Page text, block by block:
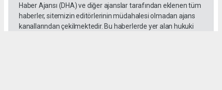
Haber Ajansı (DHA) ve diğer ajanslar tarafından eklenen tüm
haberler, sitemizin editörlerinin müdahalesi olmadan ajans
kanallarından çekilmektedir. Bu haberlerde yer alan hukuki